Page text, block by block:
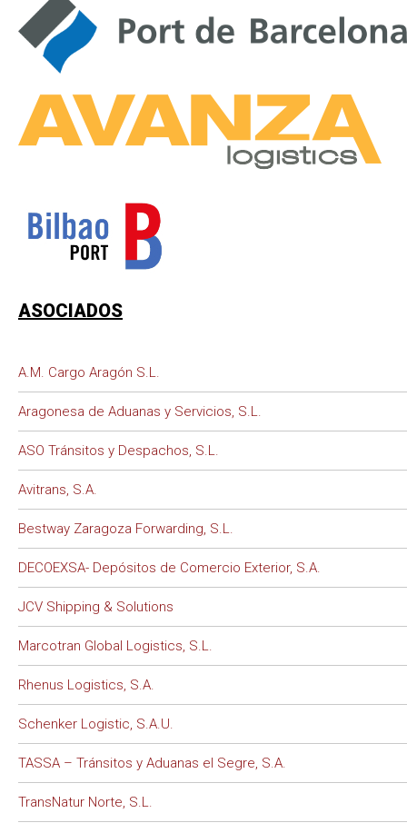
ASOCIADOS
A.M. Cargo Aragón S.L.
Aragonesa de Aduanas y Servicios, S.L.
ASO Tránsitos y Despachos, S.L.
Avitrans, S.A.
Bestway Zaragoza Forwarding, S.L.
DECOEXSA- Depósitos de Comercio Exterior, S.A.
JCV Shipping & Solutions
Marcotran Global Logistics, S.L.
Rhenus Logistics, S.A.
Schenker Logistic, S.A.U.
TASSA – Tránsitos y Aduanas el Segre, S.A.
TransNatur Norte, S.L.